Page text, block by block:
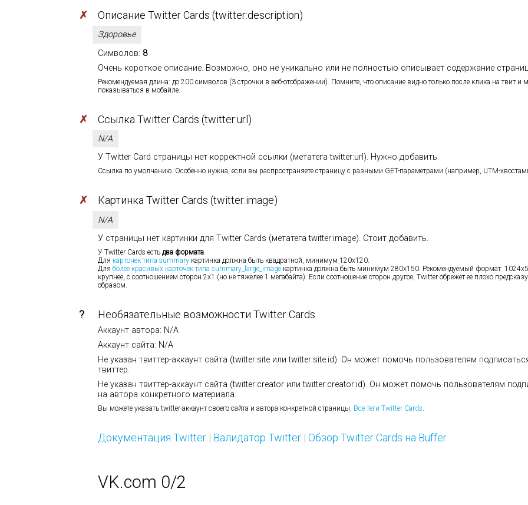
✗ Описание Twitter Cards (twitter:description)
Здоровье
Символов: 8
Очень короткое описание. Возможно, оно не уникально или не полностью описывает содержание
Рекомендуемая длина: до 200 символов (3 строчки в веб-отображении). Помните, что описание видно только после клика на твит и
показываться в мобайле.
✗ Ссылка Twitter Cards (twitter:url)
N/A
У Twitter Card страницы нет корректной ссылки (метатега twitter:url). Нужно добавить.
Ссылка по умолчанию. Особенно нужна, если вы распространяете страницу с разными GET-параметрами (например, UTM-
✗ Картинка Twitter Cards (twitter:image)
N/A
У страницы нет картинки для Twitter Cards (метатега twitter:image). Стоит добавить.
У Twitter Cards естьдва формата.
Для карточек типа summary картинка должна быть квадратной, минимум 120х120.
Дляболее красивых карточек типа summary_large_image картинка должна быть минимум 280х150. Рекомендуемый формат:
крупнее, с соотношением сторон 2х1 (но не тяжелее 1 мегабайта). Если соотношение сторон другое, Twitter обрежет ее плохо
образом.
? Необязательные возможности Twitter Cards
Аккаунт автора: N/A
Аккаунт сайта: N/A
Не указан твиттер-аккаунт сайта (twitter:site или twitter:site:id). Он может помочь пользователям
твиттер.
Не указан твиттер-аккаунт сайта (twitter:creator или twitter:creator:id). Он может помочь пользователям
на автора конкретного материала.
Вы можете указать twitter-аккаунт своего сайта и автора конкретной страницы. Все теги Twitter Cards.
Документация Twitter | Валидатор Twitter |Обзор Twitter Cards на Buffer
VK.com 0/2